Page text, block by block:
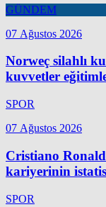
GÜNDEM
07 Ağustos 2026
Norweç silahlı
kuvvetler
SPOR
07 Ağustos 2026
Cristiano
kariyerinin
SPOR